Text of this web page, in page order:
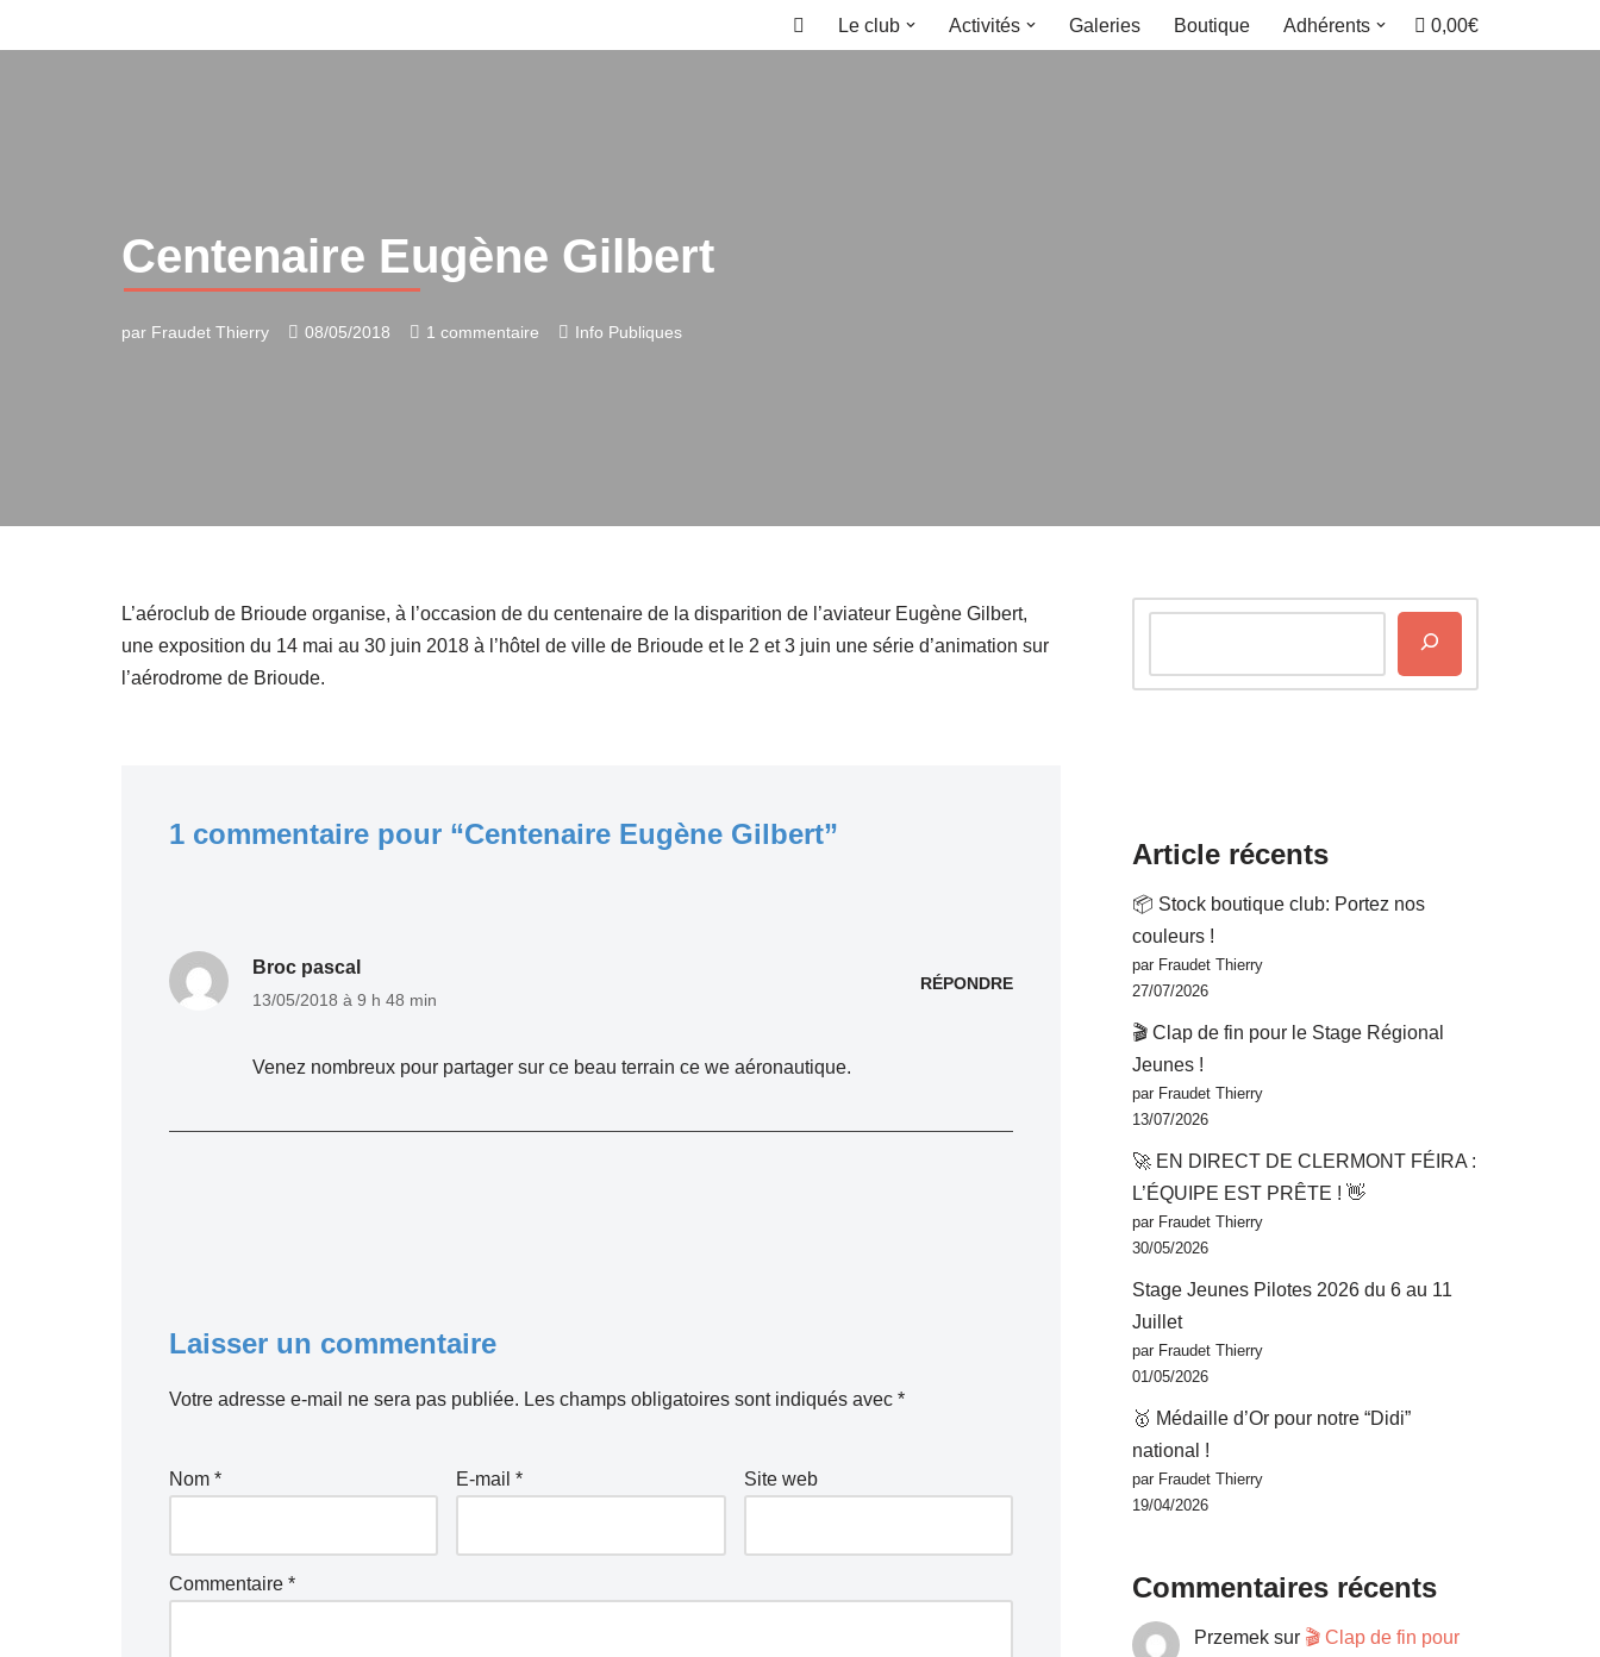
Accueil
Le club Activités Galeries Boutique Adhérents 0,00€
Centenaire Eugène Gilbert
par Fraudet Thierry 08/05/2018 1 commentaire Info Publiques
L’aéroclub de Brioude organise, à l’occasion de du centenaire de la disparition de l’aviateur Eugène Gilbert,
une exposition du 14 mai au 30 juin 2018 à l’hôtel de ville de Brioude et le 2 et 3 juin une série d’animation sur
l’aérodrome de Brioude.
1 commentaire pour “Centenaire Eugène Gilbert”
Broc pascal
13/05/2018 à 9 h 48 min
RÉPONDRE
Venez nombreux pour partager sur ce beau terrain ce we aéronautique.
Laisser un commentaire
Votre adresse e-mail ne sera pas publiée. Les champs obligatoires sont indiqués avec *
Nom * E-mail* Site web
Commentaire *
Article récents
📦 Stock boutique club: Portez nos
couleurs !
par Fraudet Thierry
27/07/2026
🎬 Clap de fin pour le Stage Régional
Jeunes !
par Fraudet Thierry
13/07/2026
🚀 EN DIRECT DE CLERMONT FÉIRA :
L’ÉQUIPE EST PRÊTE ! 👋
par Fraudet Thierry
30/05/2026
Stage Jeunes Pilotes 2026 du 6 au 11
Juillet
par Fraudet Thierry
01/05/2026
🥇 Médaille d’Or pour notre “Didi”
national !
par Fraudet Thierry
19/04/2026
Commentaires récents
Przemek sur 🎬 Clap de fin pour